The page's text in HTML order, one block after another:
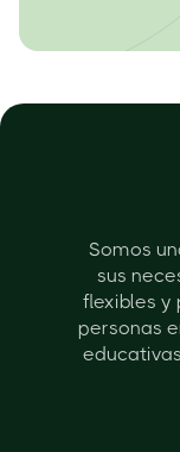
Somos
sus
flexibles y
personas